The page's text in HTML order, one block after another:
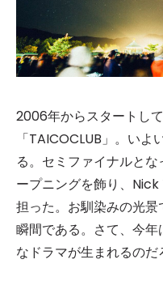
2006年からスタートし
「TAICOCLUB」。いよ
る。セミファイナルと
ープニングを飾り、
担った。お馴染みの光
瞬間である。さて、今
なドラマが生まれるのだ